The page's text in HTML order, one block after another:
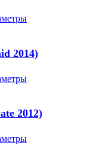
2014)
2012)